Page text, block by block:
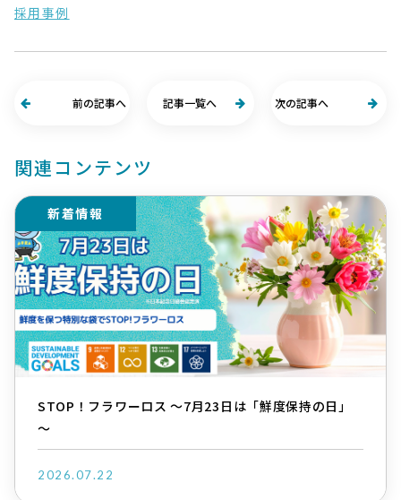
採用事例
前の記事へ 記事一覧へ 次の記事へ
関連コンテンツ
新着情報
STOP！フラワーロス ～7月23日は「鮮度保持の日」
～
2026.07.22